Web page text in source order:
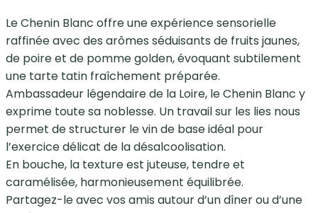
Le Chenin Blanc offre une expérience sensorielle
raffinée avec des arômes séduisants de fruits jaunes,
de poire et de pomme golden, évoquant subtilement
une tarte tatin fraîchement préparée.
Ambassadeur légendaire de la Loire, le Chenin Blanc y
exprime toute sa noblesse. Un travail sur les lies nous
permet de structurer le vin de base idéal pour
l’exercice délicat de la désalcoolisation.
En bouche, la texture est juteuse, tendre et
caramélisée, harmonieusement équilibrée.
Partagez-le avec vos amis autour d’un dîner ou d’une